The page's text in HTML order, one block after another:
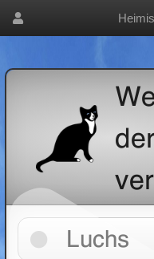
Luchs